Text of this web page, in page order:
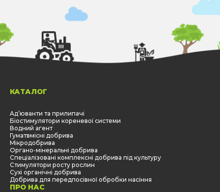
КАТАЛОГ
Aд’юванти та прилипачі
Біостимулятори кореневої системи
Водний агент
Гуматвмісні добрива
Мікродобрива
Органо-мінеральні добрива
Спеціалізовані комплексні добрива під культуру
Стимулятори росту рослин
Сухі органічні добрива
Добрива для передпосівної обробки насіння
ПРО НАС